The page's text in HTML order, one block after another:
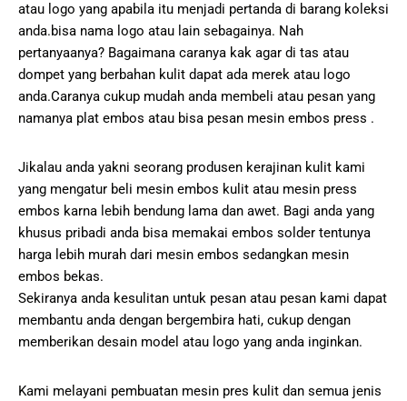
atau logo yang apabila itu menjadi pertanda di barang koleksi
anda.bisa nama logo atau lain sebagainya. Nah
pertanyaanya? Bagaimana caranya kak agar di tas atau
dompet yang berbahan kulit dapat ada merek atau logo
anda.Caranya cukup mudah anda membeli atau pesan yang
namanya plat embos atau bisa pesan mesin embos press .
Jikalau anda yakni seorang produsen kerajinan kulit kami
yang mengatur beli mesin embos kulit atau mesin press
embos karna lebih bendung lama dan awet. Bagi anda yang
khusus pribadi anda bisa memakai embos solder tentunya
harga lebih murah dari mesin embos sedangkan mesin
embos bekas.
Sekiranya anda kesulitan untuk pesan atau pesan kami dapat
membantu anda dengan bergembira hati, cukup dengan
memberikan desain model atau logo yang anda inginkan.
Kami melayani pembuatan mesin pres kulit dan semua jenis